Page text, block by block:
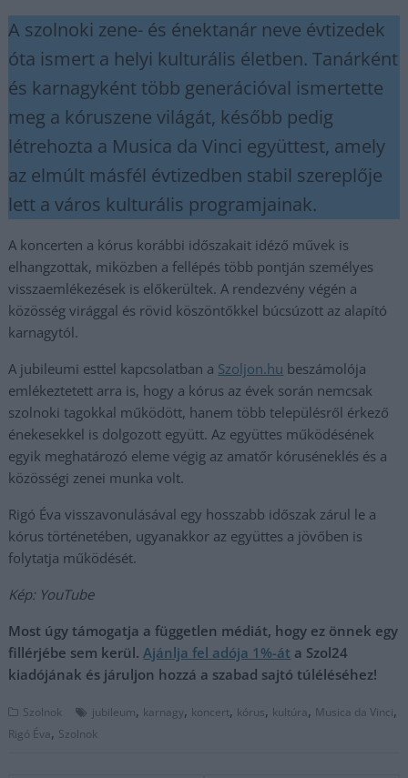
A szolnoki zene- és énektanár neve évtizedek
óta ismert a helyi kulturális életben. Tanárként
és karnagyként több generációval ismertette
meg a kóruszene világát, később pedig
létrehozta a Musica da Vinci együttest, amely
az elmúlt másfél évtizedben stabil szereplője
lett a város kulturális programjainak.
A koncerten a kórus korábbi időszakait idéző művek is
elhangzottak, miközben a fellépés több pontján személyes
visszaemlékezések is előkerültek. A rendezvény végén a
közösség virággal és rövid köszöntőkkel búcsúzott az alapító
karnagytól.
A jubileumi esttel kapcsolatban a Szoljon.hu beszámolója
emlékeztetett arra is, hogy a kórus az évek során nemcsak
szolnoki tagokkal működött, hanem több településről érkező
énekesekkel is dolgozott együtt. Az együttes működésének
egyik meghatározó eleme végig az amatőr kóruséneklés és a
közösségi zenei munka volt.
Rigó Éva visszavonulásával egy hosszabb időszak zárul le a
kórus történetében, ugyanakkor az együttes a jövőben is
folytatja működését.
Kép: YouTube
Most úgy támogatja a független médiát, hogy ez önnek egy
fillérjébe sem kerül.Ajánlja fel adója 1%-át a Szol24
kiadójának és járuljon hozzá a szabad sajtó túléléséhez!
Szolnok jubileum, karnagy, koncert, kórus, kultúra, Musica da Vinci,
Rigó Éva, Szolnok